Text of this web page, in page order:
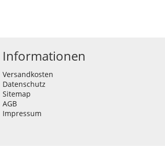
Informationen
Versandkosten
Datenschutz
Sitemap
AGB
Impressum